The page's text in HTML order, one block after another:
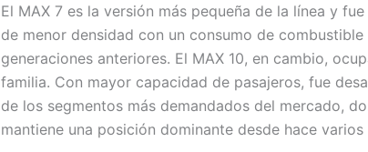
El MAX 7 es la versión más pequeña de la línea y
de menor densidad con un consumo de
generaciones anteriores. El MAX 10, en cambio,
familia. Con mayor capacidad de pasajeros, fue
de los segmentos más demandados del mercado,
mantiene una posición dominante desde hace varios